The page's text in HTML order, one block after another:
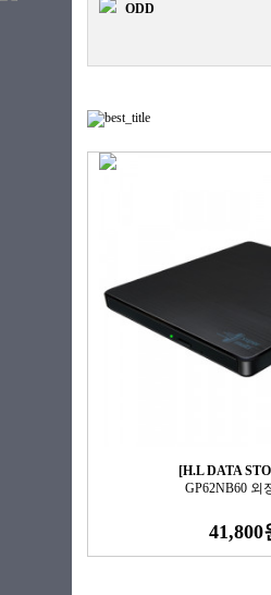
ODD
[H.L DATA
GP62NB60 외
41,800